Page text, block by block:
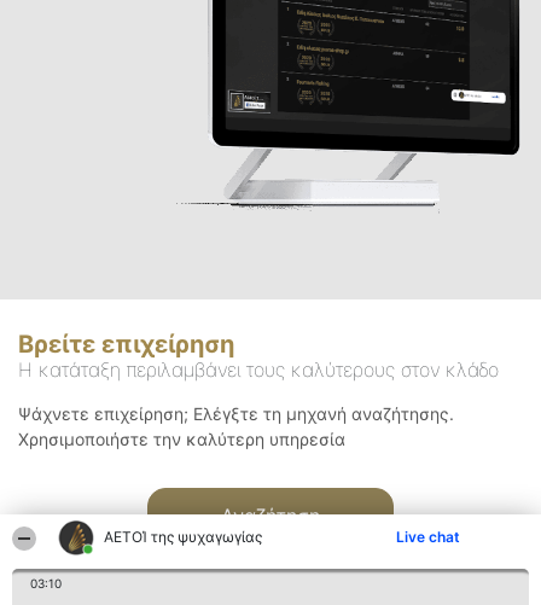
ΑΕΤΟΊ της ψυχαγωγίας Live chat
03:10
Βρείτε επιχείρηση
Η κατάταξη περιλαμβάνει τους καλύτερους στον κλάδο
Ψάχνετε επιχείρηση; Ελέγξτε τη μηχανή αναζήτησης.
Χρησιμοποιήστε την καλύτερη υπηρεσία
Αναζήτηση